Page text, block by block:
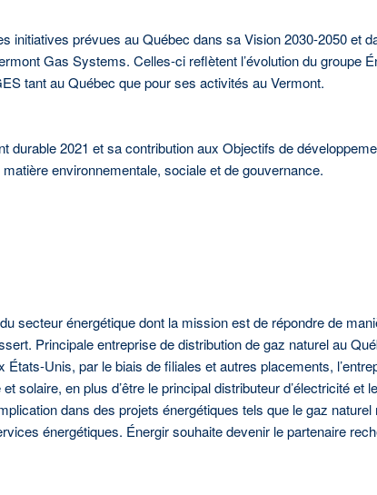
prévues au Québec dans sa Vision 2030-2050 et
Gas Systems. Celles-ci reflètent l’évolution du groupe
tant au Québec que pour ses activités au Vermont.
2021 et sa contribution aux Objectifs de
environnementale, sociale et de gouvernance.
secteur énergétique dont la mission est de répondre de
Principale entreprise de distribution de gaz naturel au
Unis, par le biais de filiales et autres placements,
solaire, en plus d’être le principal distributeur d’électricité et
dans des projets énergétiques tels que le gaz
énergétiques. Énergir souhaite devenir le partenaire